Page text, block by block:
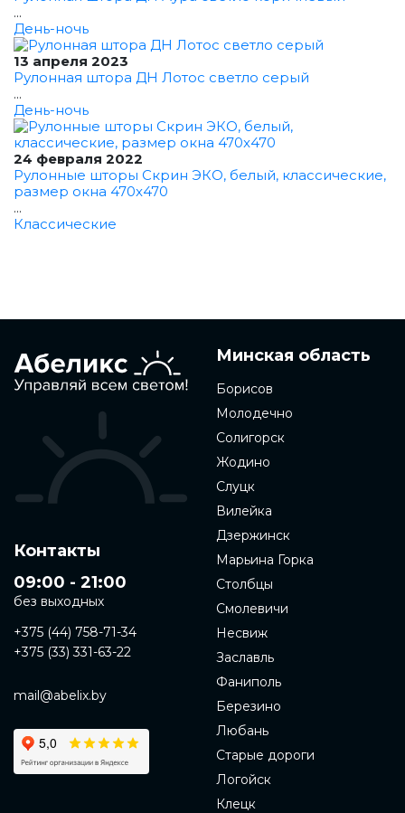
...
День-ночь
13 апреля 2023
Рулонная штора ДН Лотос светло серый
...
День-ночь
24 февраля 2022
Рулонные шторы Скрин ЭКО, белый, классические,
размер окна 470x470
...
Классические
Контакты
09:00 - 21:00
без выходных
+375 (44) 758-71-34
+375 (33) 331-63-22
mail@abelix.by
Минская область
Борисов
Молодечно
Солигорск
Жодино
Слуцк
Вилейка
Дзержинск
Марьина Горка
Столбцы
Смолевичи
Несвиж
Заславль
Фаниполь
Березино
Любань
Старые дороги
Логойск
Клецк